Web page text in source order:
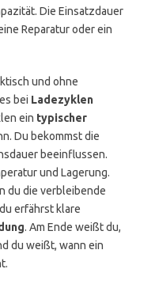
Die Einsatzdauer
Reparatur oder ein
und ohne
bei Ladezyklen
ein typischer
Du bekommst die
beeinflussen.
und Lagerung.
du die verbleibende
erfährst klare
. Am Ende weißt du,
du weißt, wann ein